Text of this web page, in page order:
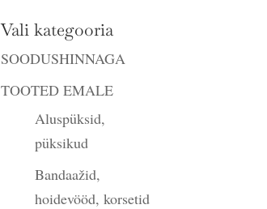
Vali kategooria
SOODUSHINNAGA
TOOTED EMALE
Aluspüksid,
püksikud
Bandaažid,
hoidevööd, korsetid